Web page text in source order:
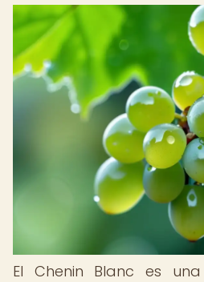
El Chenin Blanc es